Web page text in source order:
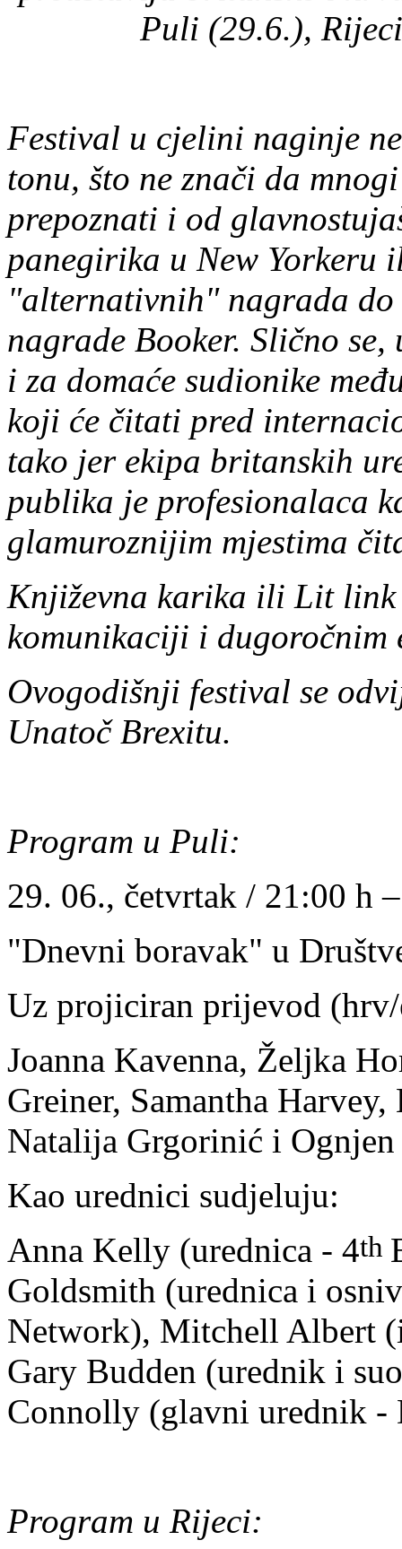
Puli (29.6.),
Festival u cjelini naginje
tonu, što ne znači da
prepoznati i od
panegirika u New Yorkeru
"alternativnih" nagrada
nagrade Booker. Slično se,
i za domaće sudionike
koji će čitati pred
tako jer ekipa britanskih
publika je profesionalaca
glamuroznijim mjestima
Književna karika ili Lit link
komunikaciji i dugoročnim
Ovogodišnji festival se
Unatoč Brexitu.
Program u Puli:
29. 06., četvrtak / 21:00 h
"Dnevni boravak" u
Uz projiciran prijevod
Joanna Kavenna, Željka
Greiner, Samantha
Natalija Grgorinić i Ognjen
Kao urednici sudjeluju:
Anna Kelly (urednica - 4th
Goldsmith (urednica i
Network), Mitchell Albert
Gary Budden (urednik i
Connolly (glavni urednik -
Program u Rijeci: